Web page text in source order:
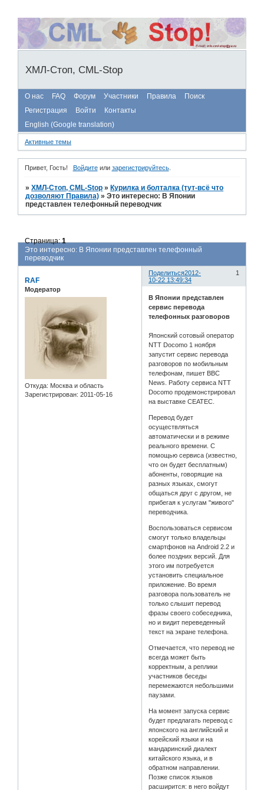
ХМЛ-Стоп, CML-Stop
О нас FAQ Форум Участники Правила
Поиск
Регистрация
Войти
Контакты
English (Google translation)
Активные темы
Привет, Гость! Войдитеили зарегистрируйтесь.
»ХМЛ-Стоп, CML-Stop » Курилка и болталка (тут-всё что
дозволяют Правила) »Это интересно: В Японии
представлен телефонный переводчик
Это интересно: В Японии представлен телефонный
переводчик
Страница:1
Поделиться 1
2012-
10-22 13:49:34
RAF
Модератор
Откуда: Москва и область
Зарегистрирован: 2011-05-16
В Японии представлен
сервис перевода
телефонных разговоров
Японский сотовый оператор
NTT Docomo 1 ноября
запустит сервис перевода
разговоров по мобильным
телефонам, пишет BBC
News. Работу сервиса NTT
Docomo продемонстрировал
на выставке CEATEC.
Перевод будет
осуществляться
автоматически и в режиме
реального времени. C
помощью сервиса (известно,
что он будет бесплатным)
абоненты, говорящие на
разных языках, смогут
общаться друг с другом, не
прибегая к услугам "живого"
переводчика.
Воспользоваться сервисом
смогут только владельцы
смартфонов на Android 2.2 и
более поздних версий. Для
этого им потребуется
установить специальное
приложение. Во время
разговора пользователь не
только слышит перевод
фразы своего собеседника,
но и видит переведенный
текст на экране телефона.
Отмечается, что перевод не
всегда может быть
корректным, а реплики
участников беседы
перемежаются небольшими
паузами.
На момент запуска сервис
будет предлагать перевод с
японского на английский и
корейский языки и на
мандаринский диалект
китайского языка, и в
обратном направлении.
Позже список языков
расширится: в него войдут